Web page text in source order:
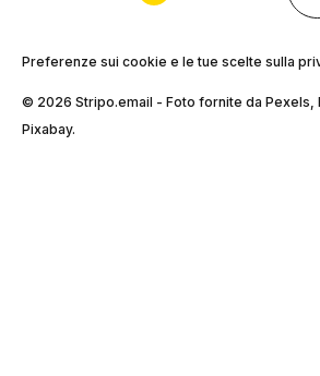
Preferenze sui cookie e le tue scelte sulla
© 2026 Stripо.email - Foto fornite da Pexels,
Pixabay.